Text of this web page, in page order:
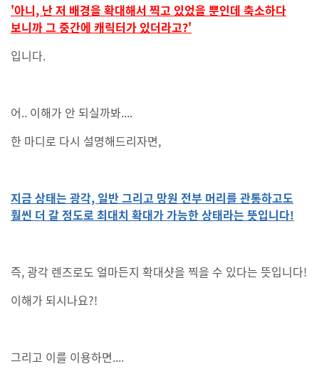
'아니, 난 저 배경을 확대해서 찍고 있었을 뿐인데 축소하다
보니까 그 중간에 캐릭터가 있더라고?'
입니다.
어.. 이해가 안 되실까봐....
한 마디로 다시 설명해드리자면,
지금 상태는 광각, 일반 그리고 망원 전부 머리를 관통하고도
훨씬 더 갈 정도로 최대치 확대가 가능한 상태라는 뜻입니다!
즉, 광각 렌즈로도 얼마든지 확대샷을 찍을 수 있다는 뜻입니다!
이해가 되시나요?!
그리고 이를 이용하면....